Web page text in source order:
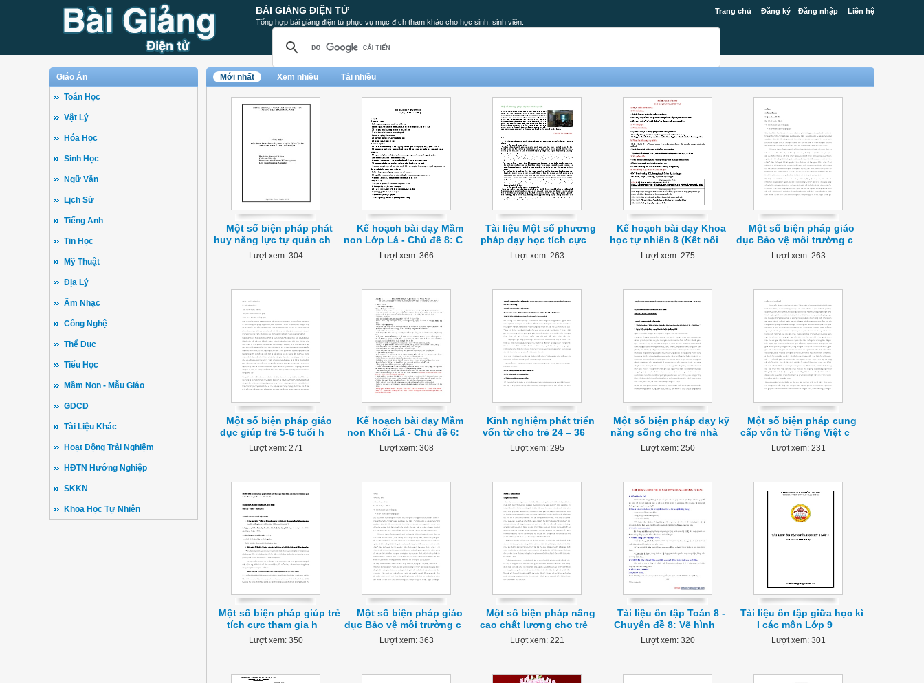
Trang chủ Đăng ký Đăng nhập Liên hệ
BÀI GIẢNG ĐIỆN TỬ
Tổng hợp bài giảng điện tử phục vụ mục đích tham khảo cho học sinh, sinh viên.
Giáo Án
Toán Học
Vật Lý
Hóa Học
Sinh Học
Ngữ Văn
Lịch Sử
Tiếng Anh
Tin Học
Mỹ Thuật
Địa Lý
Âm Nhạc
Công Nghệ
Thể Dục
Tiểu Học
Mầm Non - Mẫu Giáo
GDCD
Tài Liệu Khác
Hoạt Động Trải Nghiệm
HĐTN Hướng Nghiệp
SKKN
Khoa Học Tự Nhiên
Mới nhất Xem nhiều Tải nhiều
Một số biện pháp phát
huy năng lực tự quản ch
Lượt xem: 304
Kế hoạch bài dạy Mầm
non Lớp Lá - Chủ đề 8: C
Lượt xem: 366
Tài liệu Một số phương
pháp dạy học tích cực
Lượt xem: 263
Kế hoạch bài dạy Khoa
học tự nhiên 8 (Kết nối
Lượt xem: 275
Một số biện pháp giáo
dục Bảo vệ môi trường c
Lượt xem: 263
Một số biện pháp giáo
dục giúp trẻ 5-6 tuổi h
Lượt xem: 271
Kế hoạch bài dạy Mầm
non Khối Lá - Chủ đề 6:
Lượt xem: 308
Kinh nghiệm phát triển
vốn từ cho trẻ 24 – 36
Lượt xem: 295
Một số biện pháp dạy kỹ
năng sống cho trẻ nhà
Lượt xem: 250
Một số biện pháp cung
cấp vốn từ Tiếng Việt c
Lượt xem: 231
Một số biện pháp giúp trẻ
tích cực tham gia h
Lượt xem: 350
Một số biện pháp giáo
dục Bảo vệ môi trường c
Lượt xem: 363
Một số biện pháp nâng
cao chất lượng cho trẻ
Lượt xem: 221
Tài liệu ôn tập Toán 8 -
Chuyên đề 8: Vẽ hình
Lượt xem: 320
Tài liệu ôn tập giữa học kì
I các môn Lớp 9
Lượt xem: 301